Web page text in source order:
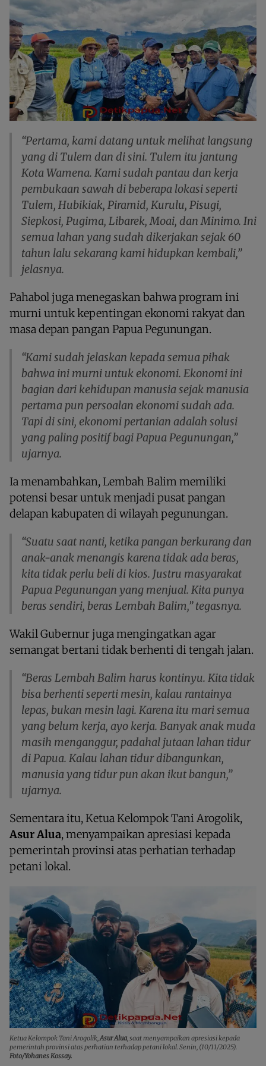
“Pertama, kami datang untuk melihat langsung
yang di Tulem dan di sini. Tulem itu jantung
Kota Wamena. Kami sudah pantau dan kerja
pembukaan sawah di beberapa lokasi seperti
Tulem, Hubikiak, Piramid, Kurulu, Pisugi,
Siepkosi, Pugima, Libarek, Moai, dan Minimo. Ini
semua lahan yang sudah dikerjakan sejak 60
tahun lalu sekarang kami hidupkan kembali,”
jelasnya.
Pahabol juga menegaskan bahwa program ini
murni untuk kepentingan ekonomi rakyat dan
masa depan pangan Papua Pegunungan.
“Kami sudah jelaskan kepada semua pihak
bahwa ini murni untuk ekonomi. Ekonomi ini
bagian dari kehidupan manusia sejak manusia
pertama pun persoalan ekonomi sudah ada.
Tapi di sini, ekonomi pertanian adalah solusi
yang paling positif bagi Papua Pegunungan,”
ujarnya.
Ia menambahkan, Lembah Balim memiliki
potensi besar untuk menjadi pusat pangan
delapan kabupaten di wilayah pegunungan.
“Suatu saat nanti, ketika pangan berkurang dan
anak-anak menangis karena tidak ada beras,
kita tidak perlu beli di kios. Justru masyarakat
Papua Pegunungan yang menjual. Kita punya
beras sendiri, beras Lembah Balim,” tegasnya.
Wakil Gubernur juga mengingatkan agar
semangat bertani tidak berhenti di tengah jalan.
“Beras Lembah Balim harus kontinyu. Kita tidak
bisa berhenti seperti mesin, kalau rantainya
lepas, bukan mesin lagi. Karena itu mari semua
yang belum kerja, ayo kerja. Banyak anak muda
masih menganggur, padahal jutaan lahan tidur
di Papua. Kalau lahan tidur dibangunkan,
manusia yang tidur pun akan ikut bangun,”
ujarnya.
Sementara itu, Ketua Kelompok Tani Arogolik,
Asur Alua, menyampaikan apresiasi kepada
pemerintah provinsi atas perhatian terhadap
petani lokal.
Ketua Kelompok Tani Arogolik,Asur Alua, saat menyampaikan apresiasi kepada
pemerintah provinsi atas perhatian terhadap petani lokal. Senin, (10/11/2025).
Foto/Yohanes Kossay.